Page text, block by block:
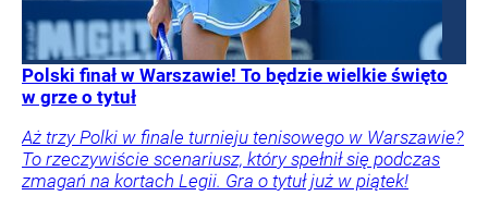
Polski finał w Warszawie! To będzie wielkie święto
w grze o tytuł
Aż trzy Polki w finale turnieju tenisowego w Warszawie?
To rzeczywiście scenariusz, który spełnił się podczas
zmagań na kortach Legii. Gra o tytuł już w piątek!